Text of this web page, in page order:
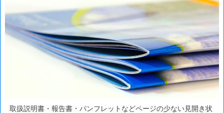
取扱説明書・報告書・パンフレットなどページの少ない見開き状